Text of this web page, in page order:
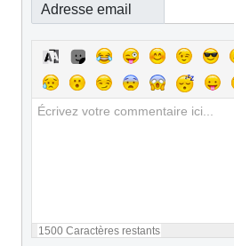
Adresse email
1500 Caractères restants